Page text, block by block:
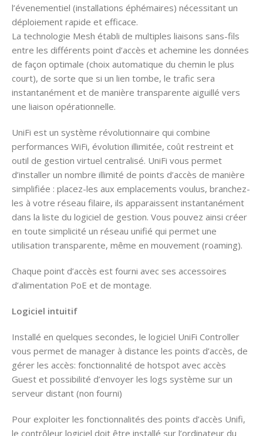
l’évenementiel (installations éphémaires) nécessitant un
déploiement rapide et efficace.
La technologie Mesh établi de multiples liaisons sans-fils
entre les différents point d’accès et achemine les données
de façon optimale (choix automatique du chemin le plus
court), de sorte que si un lien tombe, le trafic sera
instantanément et de manière transparente aiguillé vers
une liaison opérationnelle.
UniFi est un système révolutionnaire qui combine
performances WiFi, évolution illimitée, coût restreint et
outil de gestion virtuel centralisé. UniFi vous permet
d’installer un nombre illimité de points d’accès de manière
simplifiée : placez-les aux emplacements voulus, branchez-
les à votre réseau filaire, ils apparaissent instantanément
dans la liste du logiciel de gestion. Vous pouvez ainsi créer
en toute simplicité un réseau unifié qui permet une
utilisation transparente, même en mouvement (roaming).
Chaque point d’accès est fourni avec ses accessoires
d’alimentation PoE et de montage.
Logiciel intuitif
Installé en quelques secondes, le logiciel UniFi Controller
vous permet de manager à distance les points d’accès, de
gérer les accès: fonctionnalité de hotspot avec accès
Guest et possibilité d’envoyer les logs système sur un
serveur distant (non fourni)
Pour exploiter les fonctionnalités des points d’accès Unifi,
le contrôleur logiciel doit être installé sur l’ordinateur du